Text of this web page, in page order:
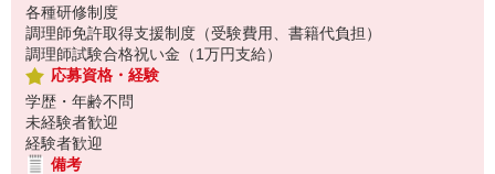
各種研修制度
調理師免許取得支援制度（受験費用、書籍代負担）
調理師試験合格祝い金（1万円支給）
応募資格・経験
学歴・年齢不問
未経験者歓迎
経験者歓迎
備考